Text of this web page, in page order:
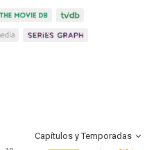
Capítulos y Temporadas